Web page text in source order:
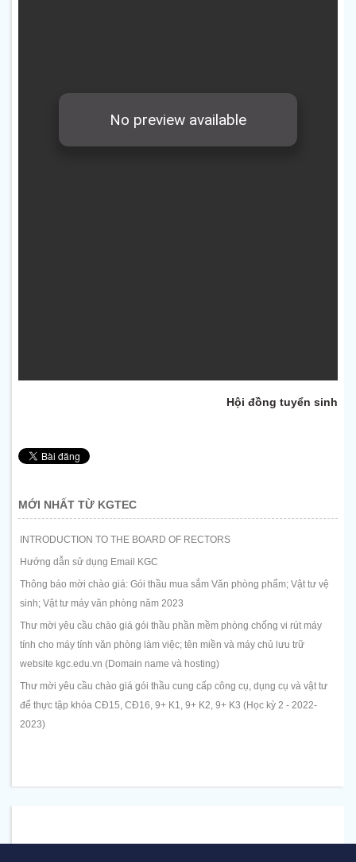
Hội đồng tuyển sinh
MỚI NHẤT TỪ KGTEC
INTRODUCTION TO THE BOARD OF RECTORS
Hướng dẫn sử dụng Email KGC
Thông báo mời chào giá: Gói thầu mua sắm Văn phòng phẩm; Vật tư vệ
sinh; Vật tư máy văn phòng năm 2023
Thư mời yêu cầu chào giá gói thầu phần mềm phòng chống vi rút máy
tính cho máy tính văn phòng làm việc; tên miền và máy chủ lưu trữ
website kgc.edu.vn (Domain name và hosting)
Thư mời yêu cầu chào giá gói thầu cung cấp công cụ, dụng cụ và vật tư
để thực tập khóa CĐ15, CĐ16, 9+ K1, 9+ K2, 9+ K3 (Học kỳ 2 - 2022-
2023)